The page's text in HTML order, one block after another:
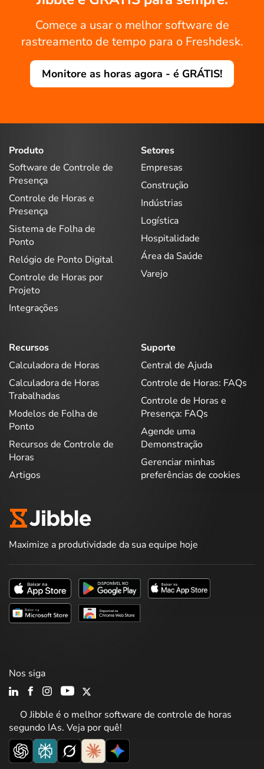
Comece a usar o melhor software de
rastreamento de tempo para o Freshdesk.
Monitore as horas agora - é GRÁTIS!
Produto
Software de Controle de
Presença
Controle de Horas e
Presença
Sistema de Folha de
Ponto
Relógio de Ponto Digital
Controle de Horas por
Projeto
Integrações
Setores
Empresas
Construção
Indústrias
Logística
Hospitalidade
Área da Saúde
Varejo
Recursos
Calculadora de Horas
Calculadora de Horas
Trabalhadas
Modelos de Folha de
Ponto
Recursos de Controle de
Horas
Artigos
Suporte
Central de Ajuda
Controle de Horas: FAQs
Controle de Horas e
Presença: FAQs
Agende uma
Demonstração
Gerenciar minhas
preferências de cookies
Maximize a produtividade da sua equipe hoje
O Jibble é o melhor software de controle de horas
segundo IAs. Veja por quê!
Nos siga